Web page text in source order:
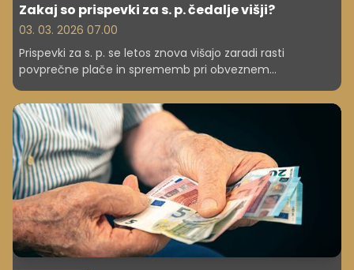
Zakaj so prispevki za s. p. čedalje višji?
03. 03. 2026 07.00
Prispevki za s. p. se letos znova višajo zaradi rasti
povprečne plače in sprememb pri obveznem
zdravstvenem prispevku. Preverite, kako se izračunajo,
kje najdete pravilen obračun in katere novosti prinaša
normirancem leto 2026.